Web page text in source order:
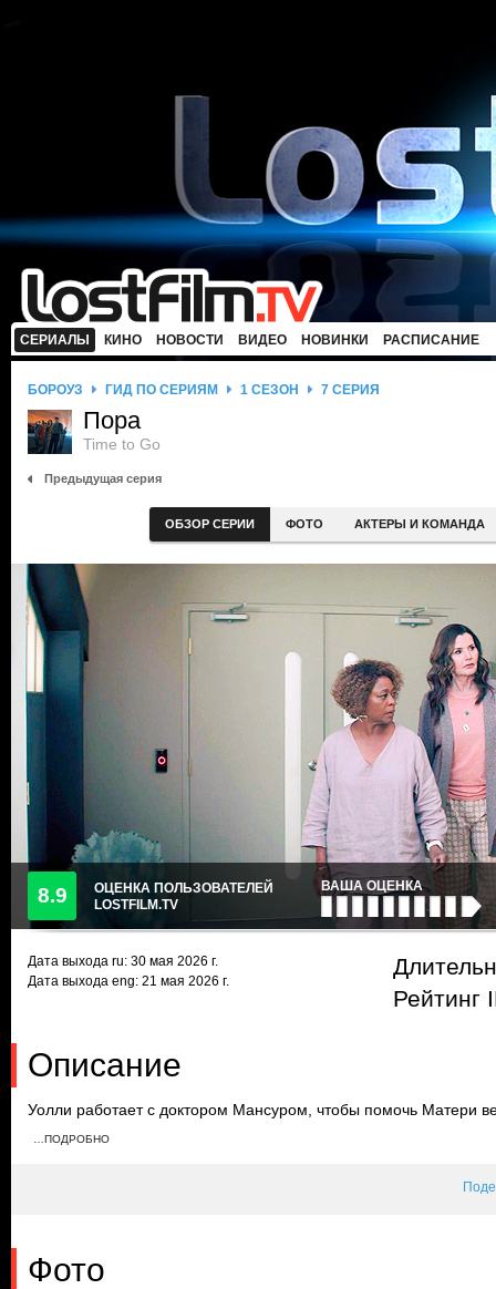
СЕРИАЛЫ КИНО НОВОСТИ ВИДЕО НОВИНКИ РАСПИСАНИЕ
БОРОУЗ ГИД ПО СЕРИЯМ 1 СЕЗОН 7 СЕРИЯ
Пора
Time to Go
Предыдущая серия
ОБЗОР СЕРИИ ФОТО АКТЕРЫ И КОМАНДА
8.9
ОЦЕНКА ПОЛЬЗОВАТЕЛЕЙ
LOSTFILM.TV
ВАША ОЦЕНКА
Дата выхода ru: 30 мая 2026 г.
Дата выхода eng: 21 мая 2026 г.
Рейтинг
Описание
Уолли работает с доктором Мансуром, чтобы помочь Матери
Сэм снова пытается сбежать, а Джуди и Рене приходят ему
…ПОДРОБНО
Фото